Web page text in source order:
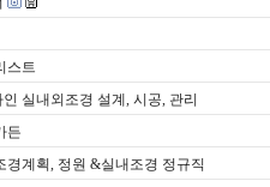
스트
실내외조경 설계, 시공, 관리
든
경계획, 정원 &실내조경 정규직